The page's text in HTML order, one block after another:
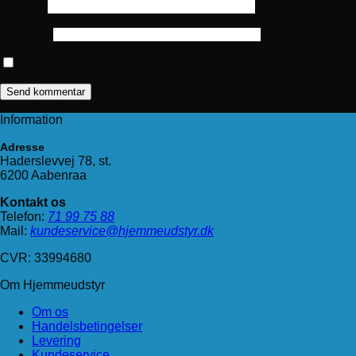
Information
Adresse
Haderslevvej 78, st.
6200 Aabenraa
Kontakt os
Telefon: 71 99 75 88
Mail: kundeservice@hjemmeudstyr.dk
CVR: 33994680
Om Hjemmeudstyr
Om os
Handelsbetingelser
Levering